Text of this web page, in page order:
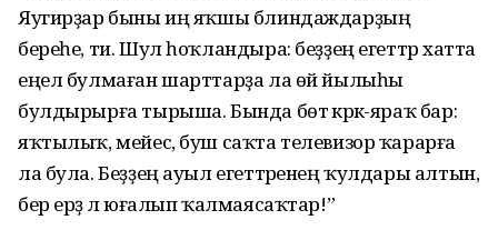
Яугирҙар быны иң яҡшы блиндаждарҙың
береһе, ти. Шул һоҡландыра: беҙҙең егеттәр хатта
еңел булмаған шарттарҙа ла өй йылыһы
булдырырға тырыша. Бында бөтә кәрәк-яраҡ бар:
яҡтылыҡ, мейес, буш саҡта телевизор ҡарарға
ла була. Беҙҙең ауыл егеттәренең ҡулдары алтын,
бер ерҙә лә юғалып ҡалмаясаҡтар!”